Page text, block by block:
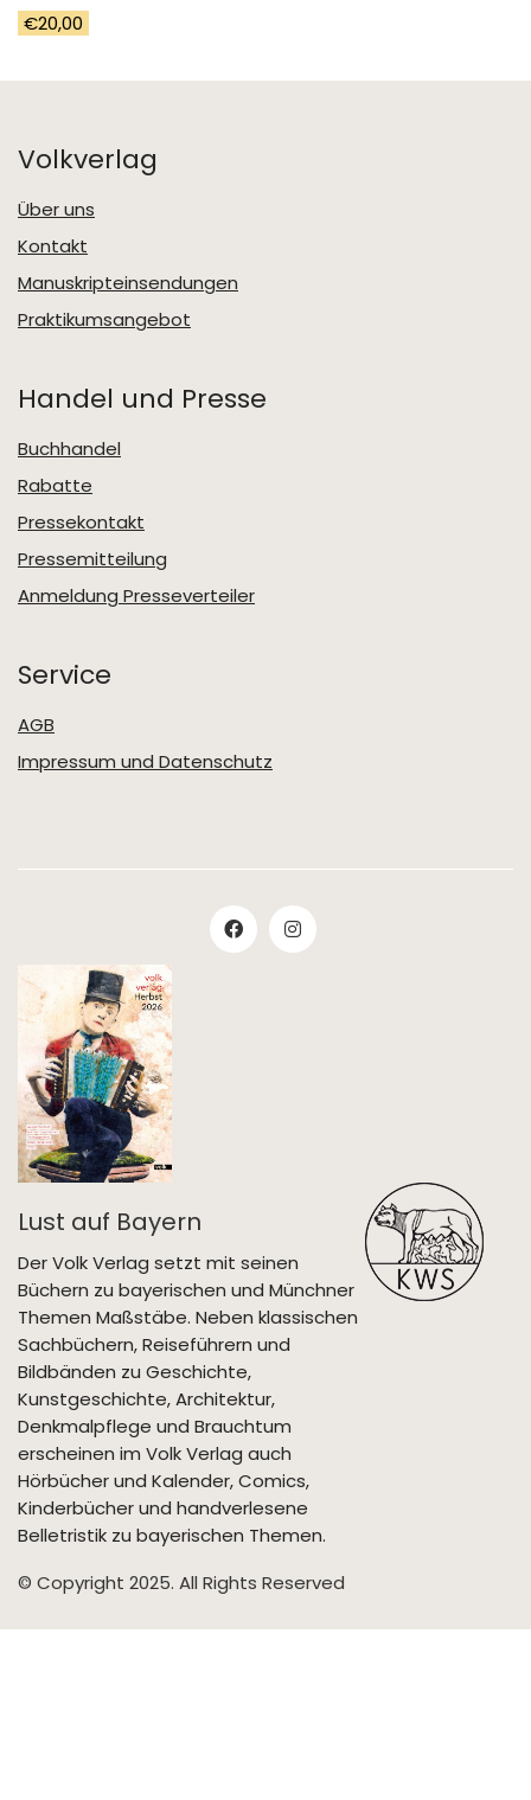
€20,00
Volkverlag
Über uns
Kontakt
Manuskripteinsendungen
Praktikumsangebot
Handel und Presse
Buchhandel
Rabatte
Pressekontakt
Pressemitteilung
Anmeldung Presseverteiler
Service
AGB
Impressum und Datenschutz
Lust auf Bayern
Der Volk Verlag setzt mit seinen
Büchern zu bayerischen und Münchner
Themen Maßstäbe. Neben klassischen
Sachbüchern, Reiseführern und
Bildbänden zu Geschichte,
Kunstgeschichte, Architektur,
Denkmalpflege und Brauchtum
erscheinen im Volk Verlag auch
Hörbücher und Kalender, Comics,
Kinderbücher und handverlesene
Belletristik zu bayerischen Themen.
© Copyright 2025. All Rights Reserved